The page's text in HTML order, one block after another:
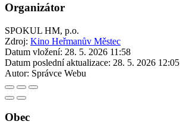
Organizátor
SPOKUL HM, p.o.
Zdroj: Kino Heřmanův Městec
Datum vložení: 28. 5. 2026 11:58
Datum poslední aktualizace: 28. 5. 2026 12:05
Autor: Správce Webu
Obec